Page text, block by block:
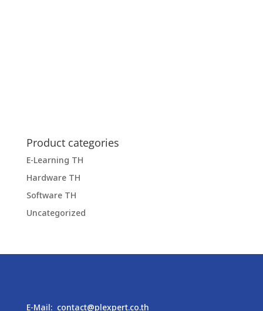
Product categories
E-Learning TH
Hardware TH
Software TH
Uncategorized
E-Mail: contact@plexpert.co.th